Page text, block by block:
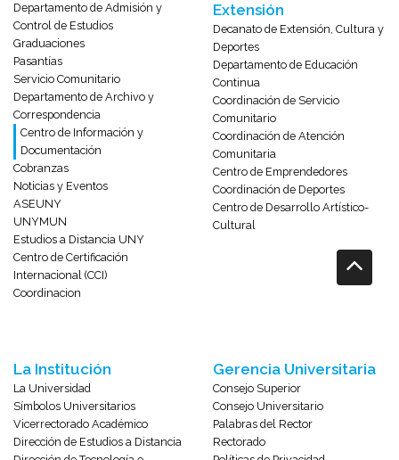
Departamento de Admisión y
Control de Estudios
Graduaciones
Pasantías
Servicio Comunitario
Departamento de Archivo y
Correspondencia
Centro de Información y
Documentación
Cobranzas
Noticias y Eventos
ASEUNY
UNYMUN
Estudios a Distancia UNY
Centro de Certificación
Internacional (CCI)
Coordinacion
Extensión
Decanato de Extensión, Cultura y
Deportes
Departamento de Educación
Continua
Coordinación de Servicio
Comunitario
Coordinación de Atención
Comunitaria
Centro de Emprendedores
Coordinación de Deportes
Centro de Desarrollo Artístico-
Cultural
La Institución
La Universidad
Símbolos Universitarios
Vicerrectorado Académico
Dirección de Estudios a Distancia
Gerencia Universitaria
Consejo Superior
Consejo Universitario
Palabras del Rector
Rectorado